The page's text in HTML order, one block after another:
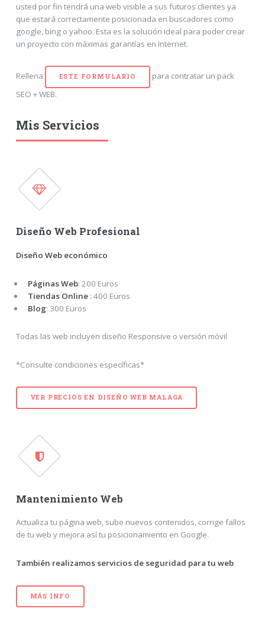
usted por fin tendrá una web visible a sus futuros clientes ya
que estará correctamente posicionada en buscadores como
google, bing o yahoo. Esta es la solución ideal para poder crear
un proyecto con máximas garantías en Internet.
Rellena ESTE FORMULARIO
para contratar un pack
SEO + WEB.
Mis Servicios
Diseño Web Profesional
Diseño Web económico
Páginas Web: 200 Euros
Tiendas Online: 400 Euros
Blog: 300 Euros
Todas las web incluyen diseño Responsive o versión móvil
*Consulte condiciones específicas*
VER PRECIOS EN DISEÑO WEB MALAGA
Mantenimiento Web
Actualiza tu página web, sube nuevos contenidos, corrige fallos
de tu web y mejora así tu posicionamiento en Google.
También realizamos servicios de seguridad para tu web
MÁS INFO